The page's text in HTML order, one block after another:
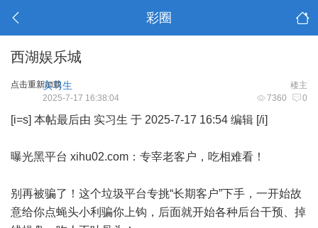
彩圈
西湖娱乐城
点击重新加载 楼主
实习生
7360 0
2025-7-17 16:38:04
[i=s] 本帖最后由 实习生 于 2025-7-17 16:54 编辑 [/i]
曝光黑平台 xihu02.com：专宰老客户，吃相难看！
别再被骗了！这个垃圾平台专挑“长期客户”下手，一开始故
意给你点蝇头小利骗你上钩，后面就开始各种后台干预、掉